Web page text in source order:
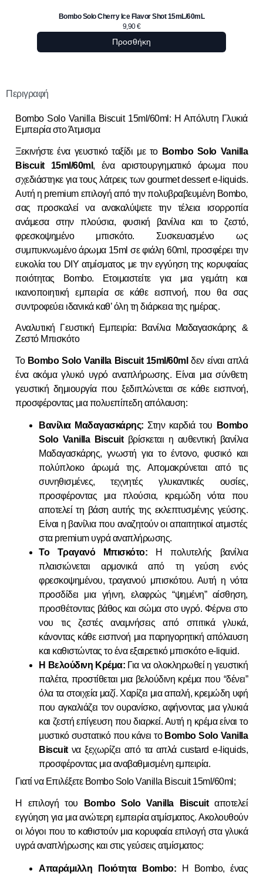
Bombo Solo Cherry Ice Flavor Shot 15mL/60mL
9,90€
Προσθήκη
Περιγραφή
Bombo Solo Vanilla Biscuit 15ml/60ml: Η Απόλυτη Γλυκιά
Εμπειρία στο Άτμισμα
Ξεκινήστε ένα γευστικό ταξίδι με το Bombo Solo Vanilla
Biscuit 15ml/60ml , ένα αριστουργηματικό άρωμα που
σχεδιάστηκε για τους λάτρεις των gourmet dessert e-liquids.
Αυτή η premium επιλογή από την πολυβραβευμένη Bombo,
σας προσκαλεί να ανακαλύψετε την τέλεια ισορροπία
ανάμεσα στην πλούσια, φυσική βανίλια και το ζεστό,
φρεσκοψημένο μπισκότο. Συσκευασμένο ως
συμπυκνωμένο άρωμα 15ml σε φιάλη 60ml, προσφέρει την
ευκολία του DIY ατμίσματος με την εγγύηση της κορυφαίας
ποιότητας Bombo. Ετοιμαστείτε για μια γεμάτη και
ικανοποιητική εμπειρία σε κάθε εισπνοή, που θα σας
συντροφεύει ιδανικά καθ’ όλη τη διάρκεια της ημέρας.
Αναλυτική Γευστική Εμπειρία: Βανίλια Μαδαγασκάρης &
Ζεστό Μπισκότο
Το Bombo Solo Vanilla Biscuit 15ml/60ml δεν είναι απλά
ένα ακόμα γλυκό υγρό αναπλήρωσης. Είναι μια σύνθετη
γευστική δημιουργία που ξεδιπλώνεται σε κάθε εισπνοή,
προσφέροντας μια πολυεπίπεδη απόλαυση:
Βανίλια Μαδαγασκάρης: Στην καρδιά του
Bombo
Solo Vanilla Biscuitβρίσκεται η αυθεντική βανίλια
Μαδαγασκάρης, γνωστή για το έντονο, φυσικό και
πολύπλοκο άρωμά της. Απομακρύνεται από τις
συνηθισμένες, τεχνητές γλυκαντικές ουσίες,
προσφέροντας μια πλούσια, κρεμώδη νότα που
αποτελεί τη βάση αυτής της εκλεπτυσμένης γεύσης.
Είναι η βανίλια που αναζητούν οι απαιτητικοί ατμιστές
στα premium υγρά αναπλήρωσης.
Το Τραγανό Μπισκότο: Η πολυτελής βανίλια
πλαισιώνεται αρμονικά από τη γεύση ενός
φρεσκοψημένου, τραγανού μπισκότου. Αυτή η νότα
προσδίδει μια γήινη, ελαφρώς “ψημένη” αίσθηση,
προσθέτοντας βάθος και σώμα στο υγρό. Φέρνει στο
νου τις ζεστές αναμνήσεις από σπιτικά γλυκά,
κάνοντας κάθε εισπνοή μια παρηγορητική απόλαυση
και καθιστώντας το ένα εξαιρετικό μπισκότο e-liquid.
Η Βελούδινη Κρέμα: Για να ολοκληρωθεί η γευστική
παλέτα, προστίθεται μια βελούδινη κρέμα που “δένει”
όλα τα στοιχεία μαζί. Χαρίζει μια απαλή, κρεμώδη υφή
που αγκαλιάζει τον ουρανίσκο, αφήνοντας μια γλυκιά
και ζεστή επίγευση που διαρκεί. Αυτή η κρέμα είναι το
μυστικό συστατικό που κάνει το Bombo Solo Vanilla
Biscuitνα ξεχωρίζει από τα απλά custard e-liquids,
προσφέροντας μια αναβαθμισμένη εμπειρία.
Γιατί να Επιλέξετε Bombo Solo Vanilla Biscuit 15ml/60ml;
Η επιλογή του Bombo Solo Vanilla Biscuitαποτελεί
εγγύηση για μια ανώτερη εμπειρία ατμίσματος. Ακολουθούν
οι λόγοι που το καθιστούν μια κορυφαία επιλογή στα γλυκά
υγρά αναπλήρωσης και στις γεύσεις ατμίσματος:
Απαράμιλλη Ποιότητα Bombo: Η Bombo, ένας